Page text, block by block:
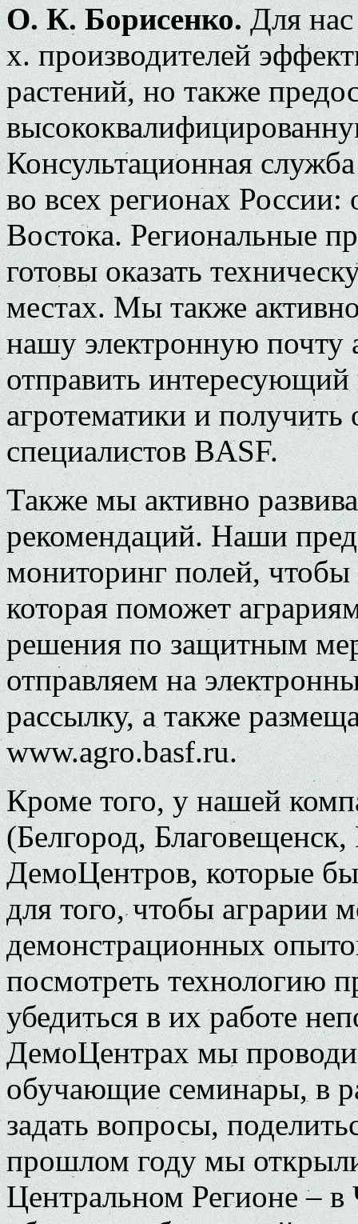
О. К. Борисенко.Для нас
х. производителей
растений, но также
Консультационная
во всех регионах
Востока. Региональные
готовы оказать
местах. Мы также
нашу электронную почту
отправить интересующий
агротематики и
специалистов BASF.
Также мы активно
рекомендаций. Наши
мониторинг полей,
которая поможет
решения по защитным
отправляем на
рассылку, а также
www.agro.basf.ru.
Кроме того, у нашей
(Белгород,
ДемоЦентров, которые
для того, чтобы аграрии
демонстрационных
посмотреть технологию
убедиться в их работе
ДемоЦентрах мы
обучающие семинары, в
задать вопросы,
прошлом году мы
Центральном Регионе –